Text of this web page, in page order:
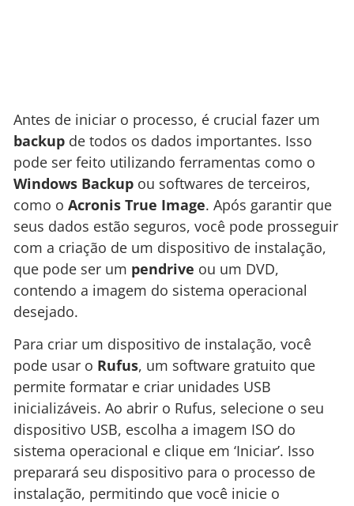
Antes de iniciar o processo, é crucial fazer um
backup de todos os dados importantes. Isso
pode ser feito utilizando ferramentas como o
Windows Backup ou softwares de terceiros,
como o Acronis True Image. Após garantir que
seus dados estão seguros, você pode prosseguir
com a criação de um dispositivo de instalação,
que pode ser um pendrive ou um DVD,
contendo a imagem do sistema operacional
desejado.
Para criar um dispositivo de instalação, você
pode usar o Rufus, um software gratuito que
permite formatar e criar unidades USB
inicializáveis. Ao abrir o Rufus, selecione o seu
dispositivo USB, escolha a imagem ISO do
sistema operacional e clique em ‘Iniciar’. Isso
preparará seu dispositivo para o processo de
instalação, permitindo que você inicie o